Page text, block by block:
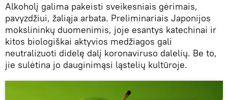
Alkoholį galima pakeisti sveikesniais gėrimais,
pavyzdžiui, žaliąja arbata. Preliminariais Japonijos
mokslininkų duomenimis, joje esantys katechinai ir
kitos biologiškai aktyvios medžiagos gali
neutralizuoti didelę dalį koronaviruso dalelių. Be to,
jie sulėtina jo dauginimąsi ląstelių kultūroje.